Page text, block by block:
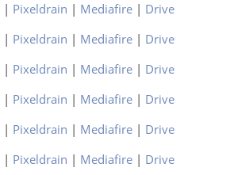
| Pixeldrain | Mediafire | Drive
| Pixeldrain | Mediafire | Drive
| Pixeldrain | Mediafire | Drive
| Pixeldrain | Mediafire | Drive
| Pixeldrain | Mediafire | Drive
| Pixeldrain | Mediafire | Drive